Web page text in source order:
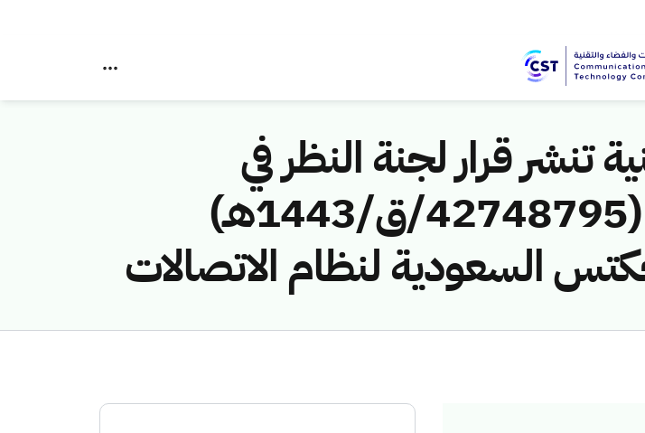
تنشر قرار لجنة النظر في
مخالفات نظام الاتصالات رقم (42748795/ق/1443هـ)
السعودية لنظام الاتصالات